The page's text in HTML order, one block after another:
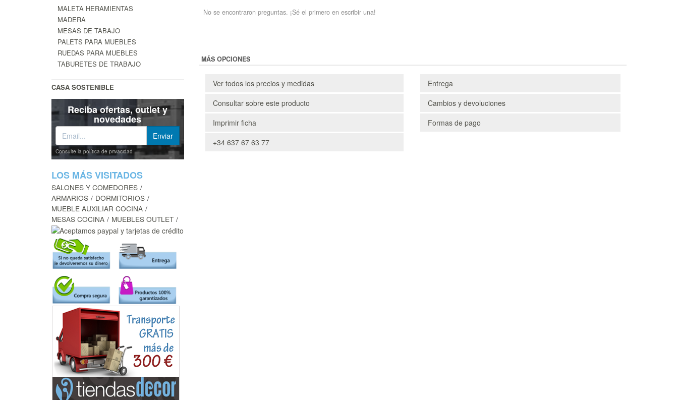
MALETA HERAMIENTAS
MADERA
MESAS DE TABAJO
PALETS PARA MUEBLES
RUEDAS PARA MUEBLES
TABURETES DE TRABAJO
CASA SOSTENIBLE
Reciba ofertas, outlet y
novedades
Consulte la política de privacidad
LOS MÁS VISITADOS
SALONES Y COMEDORES
ARMARIOS
DORMITORIOS
MUEBLE AUXILIAR COCINA
MESAS COCINA
MUEBLES OUTLET
No se encontraron preguntas. ¡Sé el primero en escribir una!
MÁS OPCIONES
Ver todos los precios y medidas
Consultar sobre este producto
Imprimir ficha
+34 637 67 63 77
Entrega
Cambios y devoluciones
Formas de pago